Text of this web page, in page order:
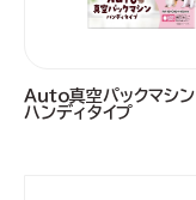
Ａｕｔｏ真空パックマシン
ハンディタイプ